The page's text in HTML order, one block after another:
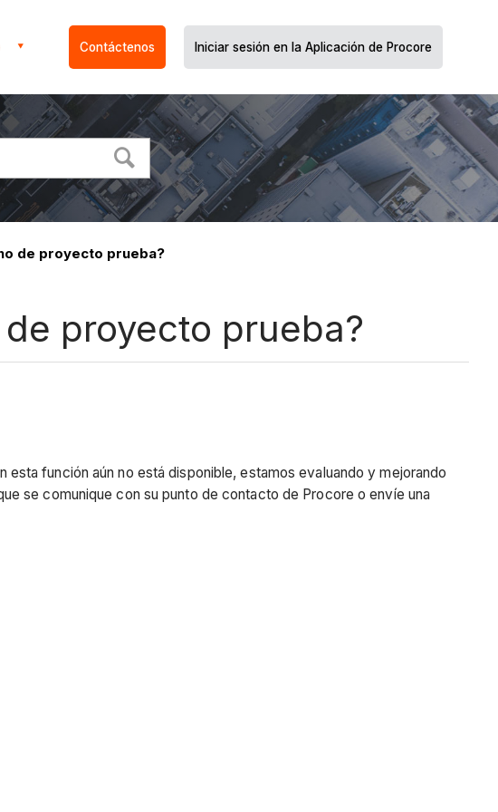
Contáctenos Iniciar sesión en la Aplicación de Procore
de proyecto prueba?
proyecto prueba?
función aún no está disponible, estamos evaluando y mejorando
se comunique con su punto de contacto de Procore o envíe una